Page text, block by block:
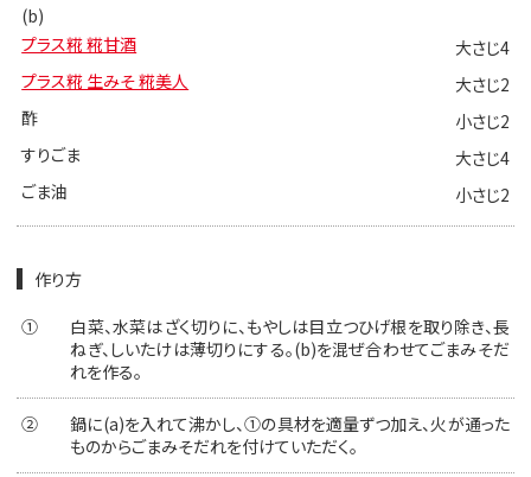
(b)
プラス糀 糀甘酒
大さじ4
プラス糀 生みそ 糀美人
大さじ2
酢
小さじ2
すりごま
大さじ4
ごま油
小さじ2
作り方
①
白菜、水菜はざく切りに、もやしは目立つひげ根を取り除き、長
ねぎ、しいたけは薄切りにする。(b)を混ぜ合わせてごまみそだ
れを作る。
②
鍋に(a)を入れて沸かし、①の具材を適量ずつ加え、火が通った
ものからごまみそだれを付けていただく。